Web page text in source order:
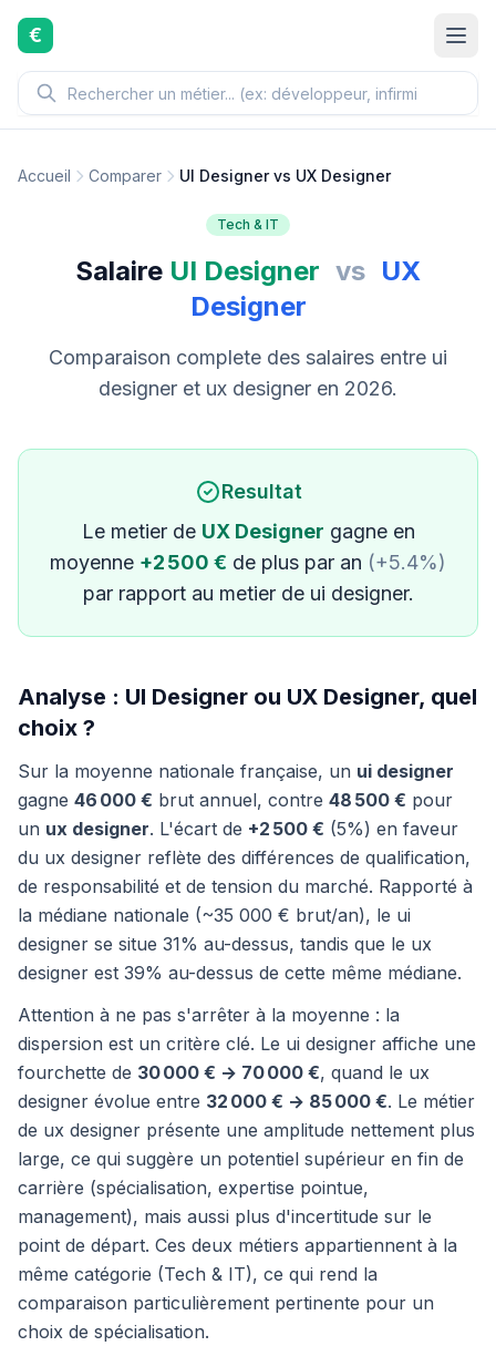
Aller au contenu principal
€
Accueil Comparer UI Designer vs UX Designer
Tech & IT
Salaire UI Designer vs UX
Designer
Comparaison complete des salaires entre ui
designer et ux designer en 2026.
Resultat
Le metier de UX Designer gagne en
moyenne +2 500 € de plus par an (+5.4%)
par rapport au metier de ui designer.
Analyse : UI Designer ou UX Designer, quel
choix ?
Sur la moyenne nationale française, un ui designer
gagne 46 000 € brut annuel, contre 48 500 € pour
un ux designer. L'écart de +2 500 € (5%) en faveur
du ux designer reflète des différences de qualification,
de responsabilité et de tension du marché. Rapporté à
la médiane nationale (~35 000 € brut/an), le ui
designer se situe 31% au-dessus, tandis que le ux
designer est 39% au-dessus de cette même médiane.
Attention à ne pas s'arrêter à la moyenne : la
dispersion est un critère clé. Le ui designer affiche une
fourchette de 30 000 € → 70 000 €, quand le ux
designer évolue entre 32 000 € → 85 000 €. Le métier
de ux designer présente une amplitude nettement plus
large, ce qui suggère un potentiel supérieur en fin de
carrière (spécialisation, expertise pointue,
management), mais aussi plus d'incertitude sur le
point de départ. Ces deux métiers appartiennent à la
même catégorie (Tech & IT), ce qui rend la
comparaison particulièrement pertinente pour un
choix de spécialisation.